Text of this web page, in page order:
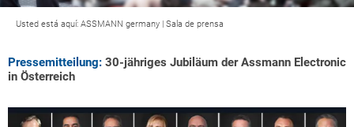
Usted está aquí: ASSMANN germany | Sala de prensa
Pressemitteilung: 30-jähriges Jubiläum der Assmann Electronic
in Österreich